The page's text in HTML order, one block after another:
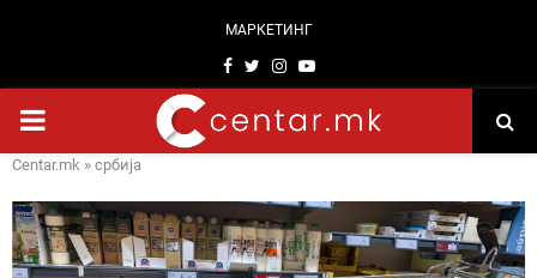
МАРКЕТИНГ
Facebook
TwitterInstagram
Youtube
PRIMARY
Centar.mk » србија